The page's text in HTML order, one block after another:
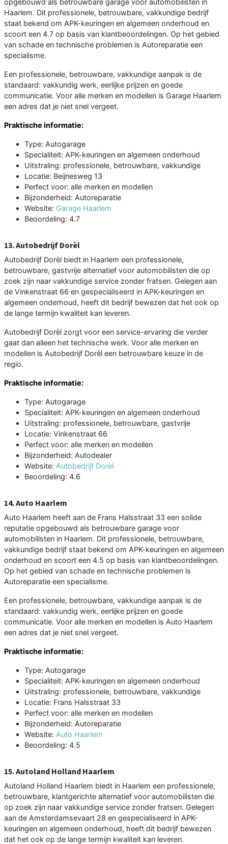
Haarlem. Dit professionele, betrouwbare, vakkundige bedrijf
staat bekend om APK-keuringen en algemeen onderhoud en
scoort een 4.7 op basis van klantbeoordelingen. Op het gebied
van schade en technische problemen is Autoreparatie een
specialisme.
Een professionele, betrouwbare, vakkundige aanpak is de
standaard: vakkundig werk, eerlijke prijzen en goede
communicatie. Voor alle merken en modellen is Garage Haarlem
een adres dat je niet snel vergeet.
Praktische informatie:
Type: Autogarage
Specialiteit: APK-keuringen en algemeen onderhoud
Uitstraling: professionele, betrouwbare, vakkundige
Locatie: Beijnesweg 13
Perfect voor: alle merken en modellen
Bijzonderheid: Autoreparatie
Website: Garage Haarlem
Beoordeling: 4.7
13. Autobedrijf Dorèl
Autobedrijf Dorèl biedt in Haarlem een professionele,
betrouwbare, gastvrije alternatief voor automobilisten die op
zoek zijn naar vakkundige service zonder fratsen. Gelegen aan
de Vinkenstraat 66 en gespecialiseerd in APK-keuringen en
algemeen onderhoud, heeft dit bedrijf bewezen dat het ook op
de lange termijn kwaliteit kan leveren.
Autobedrijf Dorèl zorgt voor een service-ervaring die verder
gaat dan alleen het technische werk. Voor alle merken en
modellen is Autobedrijf Dorèl een betrouwbare keuze in de
regio.
Praktische informatie:
Type: Autogarage
Specialiteit: APK-keuringen en algemeen onderhoud
Uitstraling: professionele, betrouwbare, gastvrije
Locatie: Vinkenstraat 66
Perfect voor: alle merken en modellen
Bijzonderheid: Autodealer
Website: Autobedrijf Dorèl
Beoordeling: 4.6
14. Auto Haarlem
Auto Haarlem heeft aan de Frans Halsstraat 33 een solide
reputatie opgebouwd als betrouwbare garage voor
automobilisten in Haarlem. Dit professionele, betrouwbare,
vakkundige bedrijf staat bekend om APK-keuringen en algemeen
onderhoud en scoort een 4.5 op basis van klantbeoordelingen.
Op het gebied van schade en technische problemen is
Autoreparatie een specialisme.
Een professionele, betrouwbare, vakkundige aanpak is de
standaard: vakkundig werk, eerlijke prijzen en goede
communicatie. Voor alle merken en modellen is Auto Haarlem
een adres dat je niet snel vergeet.
Praktische informatie:
Type: Autogarage
Specialiteit: APK-keuringen en algemeen onderhoud
Uitstraling: professionele, betrouwbare, vakkundige
Locatie: Frans Halsstraat 33
Perfect voor: alle merken en modellen
Bijzonderheid: Autoreparatie
Website: Auto Haarlem
Beoordeling: 4.5
15. Autoland Holland Haarlem
Autoland Holland Haarlem biedt in Haarlem een professionele,
betrouwbare, klantgerichte alternatief voor automobilisten die
op zoek zijn naar vakkundige service zonder fratsen. Gelegen
aan de Amsterdamsevaart 28 en gespecialiseerd in APK-
keuringen en algemeen onderhoud, heeft dit bedrijf bewezen
dat het ook op de lange termijn kwaliteit kan leveren.